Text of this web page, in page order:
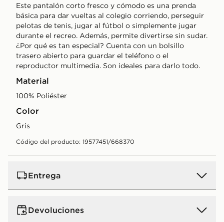
Este pantalón corto fresco y cómodo es una prenda
básica para dar vueltas al colegio corriendo, perseguir
pelotas de tenis, jugar al fútbol o simplemente jugar
durante el recreo. Además, permite divertirse sin sudar.
¿Por qué es tan especial? Cuenta con un bolsillo
trasero abierto para guardar el teléfono o el
reproductor multimedia. Son ideales para darlo todo.
Material
100% Poliéster
Color
gris
Código del producto: 19577451/668370
Entrega
Devoluciones